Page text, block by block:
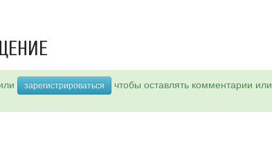
зарегистрироваться
чтобы оставлять комментарии или